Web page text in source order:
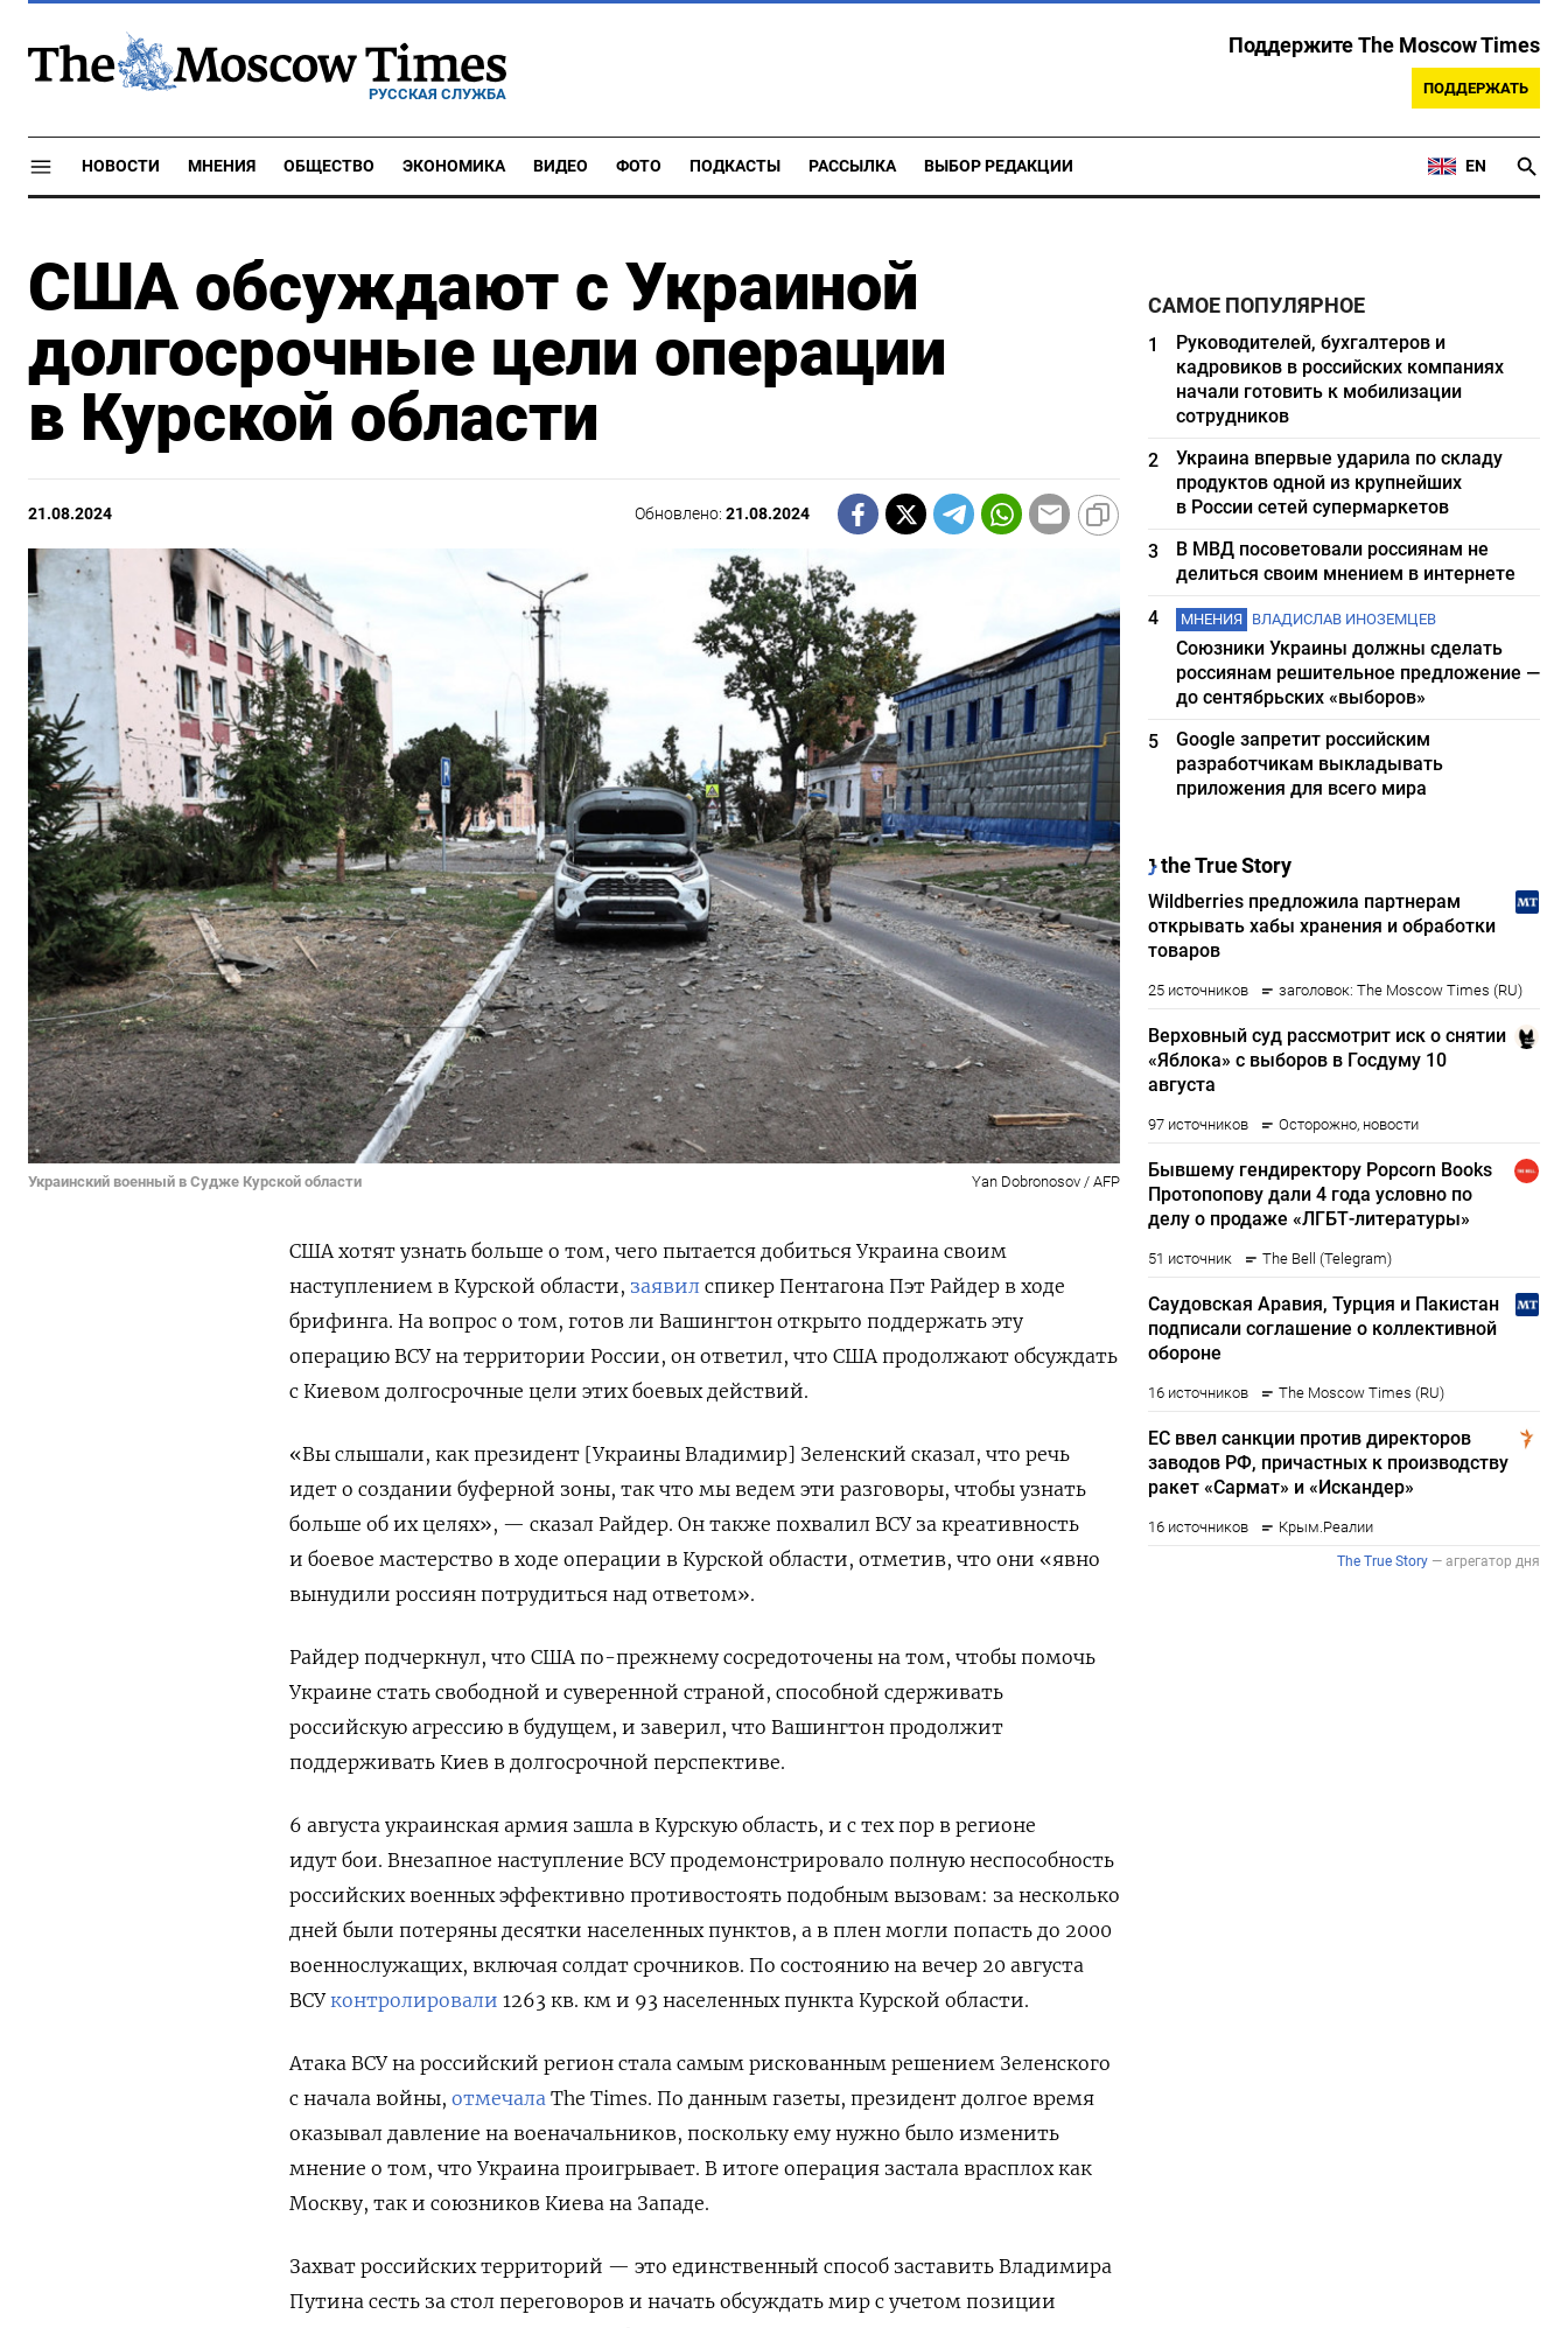
РУССКАЯ СЛУЖБА
Поддержите The Moscow Times
ПОДДЕРЖАТЬ
НОВОСТИ МНЕНИЯ ОБЩЕСТВО ЭКОНОМИКА ВИДЕО ФОТО ПОДКАСТЫ РАССЫЛКА ВЫБОР РЕДАКЦИИ EN
США обсуждают с Украиной
долгосрочные цели операции
в Курской области
21.08.2024 Обновлено:21.08.2024
Украинский военный в Судже Курской области Yan Dobronosov / AFP
США хотят узнать больше о том, чего пытается добиться Украина своим
наступлением в Курской области, заявил спикер Пентагона Пэт Райдер в ходе
брифинга. На вопрос о том, готов ли Вашингтон открыто поддержать эту
операцию ВСУ на территории России, он ответил, что США продолжают обсуждать
с Киевом долгосрочные цели этих боевых действий.
«Вы слышали, как президент [Украины Владимир] Зеленский сказал, что речь
идет о создании буферной зоны, так что мы ведем эти разговоры, чтобы узнать
больше об их целях», — сказал Райдер. Он также похвалил ВСУ за креативность
и боевое мастерство в ходе операции в Курской области, отметив, что они «явно
вынудили россиян потрудиться над ответом».
Райдер подчеркнул, что США по-прежнему сосредоточены на том, чтобы помочь
Украине стать свободной и суверенной страной, способной сдерживать
российскую агрессию в будущем, и заверил, что Вашингтон продолжит
поддерживать Киев в долгосрочной перспективе.
6 августа украинская армия зашла в Курскую область, и с тех пор в регионе
идут бои. Внезапное наступление ВСУ продемонстрировало полную неспособность
российских военных эффективно противостоять подобным вызовам: за несколько
дней были потеряны десятки населенных пунктов, а в плен могли попасть до 2000
военнослужащих, включая солдат срочников. По состоянию на вечер 20 августа
ВСУконтролировали 1263 кв. км и 93 населенных пункта Курской области.
Атака ВСУ на российский регион стала самым рискованным решением Зеленского
с начала войны, отмечала The Times. По данным газеты, президент долгое время
оказывал давление на военачальников, поскольку ему нужно было изменить
мнение о том, что Украина проигрывает. В итоге операция застала врасплох как
Москву, так и союзников Киева на Западе.
Захват российских территорий — это единственный способ заставить Владимира
Путина сесть за стол переговоров и начать обсуждать мир с учетом позиции
САМОЕ ПОПУЛЯРНОЕ
1
Руководителей, бухгалтеров и
кадровиков в российских компаниях
начали готовить к мобилизации
сотрудников
2
Украина впервые ударила по складу
продуктов одной из крупнейших
в России сетей супермаркетов
3
В МВД посоветовали россиянам не
делиться своим мнением в интернете
4
МНЕНИЯ ВЛАДИСЛАВ ИНОЗЕМЦЕВ
Союзники Украины должны сделать
россиянам решительное предложение —
до сентябрьских «выборов»
5
Google запретит российским
разработчикам выкладывать
приложения для всего мира